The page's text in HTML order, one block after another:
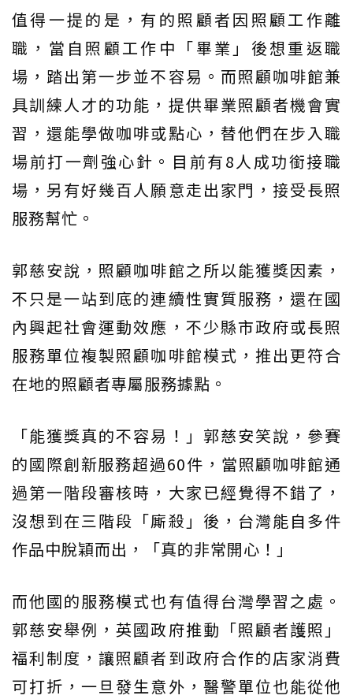
值得一提的是，有的照顧者因照顧工作離
職，當自照顧工作中「畢業」後想重返職
場，踏出第一步並不容易。而照顧咖啡館兼
具訓練人才的功能，提供畢業照顧者機會實
習，還能學做咖啡或點心，替他們在步入職
場前打一劑強心針。目前有8人成功銜接職
場，另有好幾百人願意走出家門，接受長照
服務幫忙。
郭慈安說，照顧咖啡館之所以能獲獎因素，
不只是一站到底的連續性實質服務，還在國
內興起社會運動效應，不少縣市政府或長照
服務單位複製照顧咖啡館模式，推出更符合
在地的照顧者專屬服務據點。
「能獲獎真的不容易！」郭慈安笑說，參賽
的國際創新服務超過60件，當照顧咖啡館通
過第一階段審核時，大家已經覺得不錯了，
沒想到在三階段「廝殺」後，台灣能自多件
作品中脫穎而出，「真的非常開心！」
而他國的服務模式也有值得台灣學習之處。
郭慈安舉例，英國政府推動「照顧者護照」
福利制度，讓照顧者到政府合作的店家消費
可打折，一旦發生意外，醫警單位也能從他